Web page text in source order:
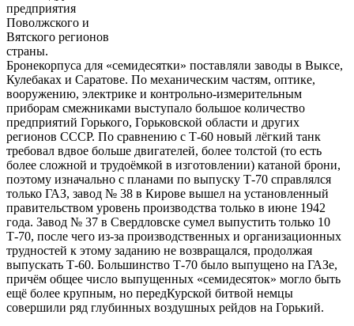
предприятия
Поволжского и
Вятского регионов
страны.
Бронекорпуса для «семидесятки» поставляли заводы в Выксе,
Кулебаках и Саратове. По механическим частям, оптике,
вооружению, электрике и контрольно-измерительным
приборам смежниками выступало большое количество
предприятий Горького, Горьковской области и других
регионов СССР. По сравнению с Т-60 новый лёгкий танк
требовал вдвое больше двигателей, более толстой (то есть
более сложной и трудоёмкой в изготовлении) катаной брони,
поэтому изначально с планами по выпуску Т-70 справлялся
только ГАЗ, завод № 38 в Кирове вышел на установленный
правительством уровень производства только в июне 1942
года. Завод № 37 в Свердловске сумел выпустить только 10
Т-70, после чего из-за производственных и организационных
трудностей к этому заданию не возвращался, продолжая
выпускать Т-60. Большинство Т-70 было выпущено на ГАЗе,
причём общее число выпущенных «семидесяток» могло быть
ещё более крупным, но передКурской битвой немцы
совершили ряд глубинных воздушных рейдов на Горький.